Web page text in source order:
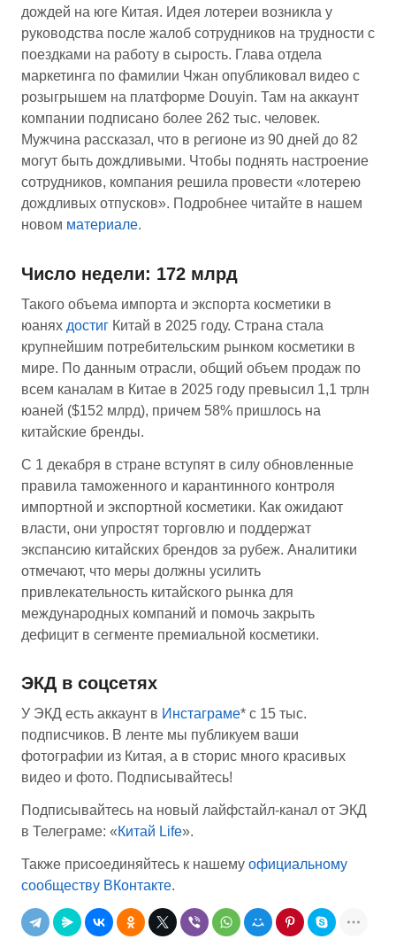
дождей на юге Китая. Идея лотереи возникла у
руководства после жалоб сотрудников на трудности с
поездками на работу в сырость. Глава отдела
маркетинга по фамилии Чжан опубликовал видео с
розыгрышем на платформе Douyin. Там на аккаунт
компании подписано более 262 тыс. человек.
Мужчина рассказал, что в регионе из 90 дней до 82
могут быть дождливыми. Чтобы поднять настроение
сотрудников, компания решила провести «лотерею
дождливых отпусков». Подробнее читайте в нашем
новом материале.
Число недели: 172 млрд
Такого объема импорта и экспорта косметики в
юанях достиг Китай в 2025 году. Страна стала
крупнейшим потребительским рынком косметики в
мире. По данным отрасли, общий объем продаж по
всем каналам в Китае в 2025 году превысил 1,1 трлн
юаней ($152 млрд), причем 58% пришлось на
китайские бренды.
С 1 декабря в стране вступят в силу обновленные
правила таможенного и карантинного контроля
импортной и экспортной косметики. Как ожидают
власти, они упростят торговлю и поддержат
экспансию китайских брендов за рубеж. Аналитики
отмечают, что меры должны усилить
привлекательность китайского рынка для
международных компаний и помочь закрыть
дефицит в сегменте премиальной косметики.
ЭКД в соцсетях
У ЭКД есть аккаунт в Инстаграме* с 15 тыс.
подписчиков. В ленте мы публикуем ваши
фотографии из Китая, а в сторис много красивых
видео и фото. Подписывайтесь!
Подписывайтесь на новый лайфстайл-канал от ЭКД
в Телеграме: «Китай Life».
Также присоединяйтесь к нашему официальному
сообществу ВКонтакте.